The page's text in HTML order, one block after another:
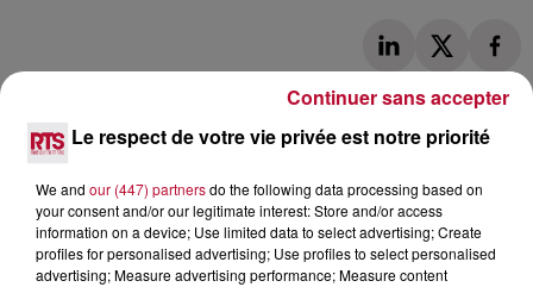
L'actu RTS dans le Sud Voir plus
Le respect de votre vie privée est notre priorité
We and our (447) partnersdo the following data processing based on
your consent and/or our legitimate interest: Store and/or access
information on a device; Use limited data to select advertising; Create
profiles for personalised advertising; Use profiles to select personalised
advertising; Measure advertising performance; Measure content
Continuer sans accepter